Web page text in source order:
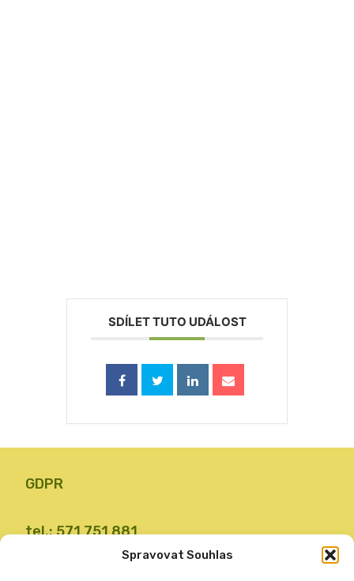
Spravovat Souhlas
SDÍLET TUTO UDÁLOST
GDPR
tel.: 571 751 881
email: zsvalbystrice@zsvb.cz